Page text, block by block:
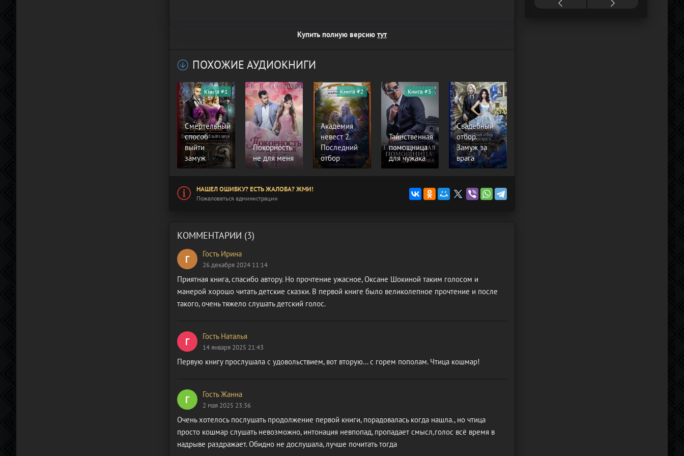
Купить полную версию тут
ПОХОЖИЕ АУДИОКНИГИ
Смертельный
способ
выйти
замуж
Книга #1
Покорность
не для меня
Академия
невест 2.
Последний
отбор
Книга #2
Таинственная
помощница
для чужака
Книга #5
Свадебный
отбор.
Замуж за
врага
НАШЕЛ ОШИБКУ? ЕСТЬ ЖАЛОБА? ЖМИ!
Пожаловаться администрации
КОММЕНТАРИИ (3)
Г Гость Ирина
26 декабря 2024 11:14
Приятная книга, спасибо автору. Но прочтение ужасное, Оксане Шокиной таким голосом и
манерой хорошо читать детские сказки. В первой книге было великолепное прочтение и после
такого, очень тяжело слушать детский голос.
Г Гость Наталья
14 января 2025 21:43
Первую книгу прослушала с удовольствием, вот вторую... с горем пополам. Чтица кошмар!
Г Гость Жанна
2 мая 2025 23:36
Очень хотелось послушать продолжение первой книги, порадовалась когда нашла., но чтица
просто кошмар слушать невозможно, интонация невпопад, пропадает смысл,голос всё время в
надрыве раздражает. Обидно не дослушала, лучше почитать тогда